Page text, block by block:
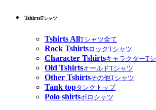
TshirtsTシャツ
Tshirts AllTシャツ全て
Rock TshirtsロックTシャツ
Character TshirtsキャラクターT
Old TshirtsオールドTシャツ
Other Tshirtsその他Tシャツ
Tank topタンクトップ
Polo shirtsポロシャツ